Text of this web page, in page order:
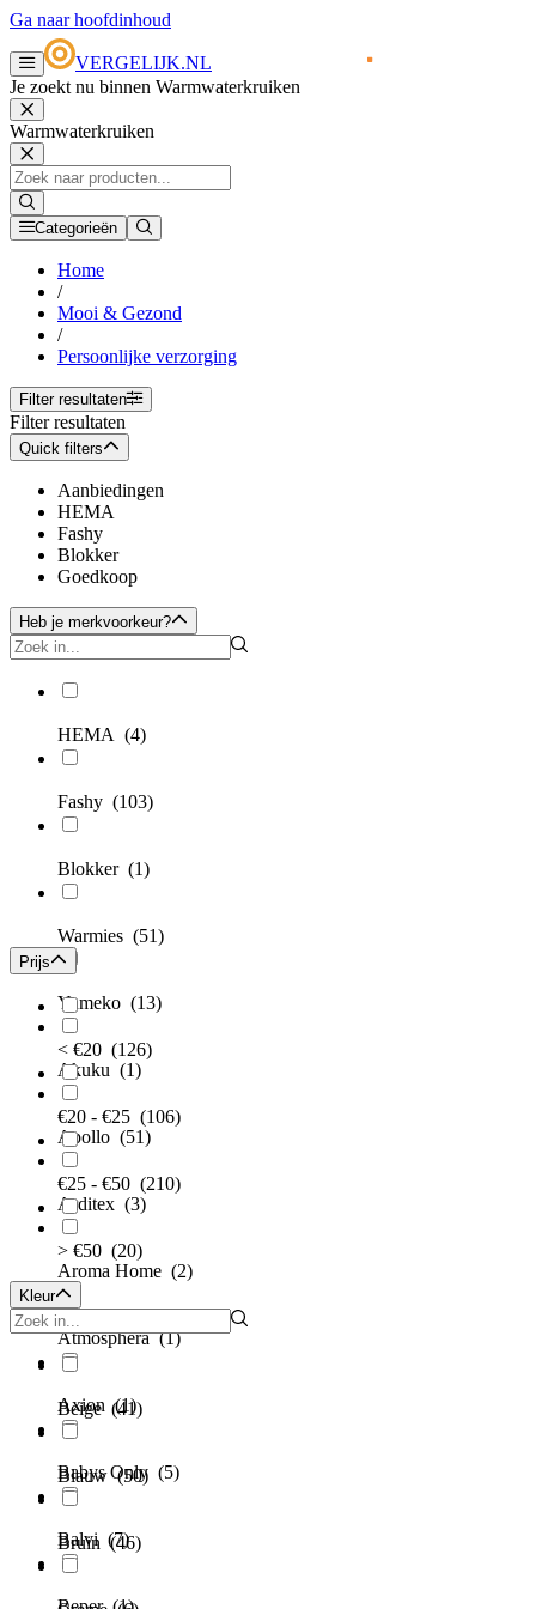
Ga naar hoofdinhoud
VERGELIJK.NL
Je zoekt nu binnen Warmwaterkruiken
Warmwaterkruiken
Categorieën
Home
/
Mooi & Gezond
/
Persoonlijke verzorging
Filter resultaten
Filter resultaten
Quick filters
Aanbiedingen
HEMA
Fashy
Blokker
Goedkoop
Heb je merkvoorkeur?
HEMA (4)
Fashy (103)
Blokker (1)
Warmies (51)
Yumeko (13)
Akuku (1)
Apollo (51)
Arditex (3)
Aroma Home (2)
Atmosphera(1)
Axion(1)
Babys Only (5)
Balvi (7)
Prijs
< €20 (126)
€20 - €25 (106)
€25 - €50 (210)
> €50 (20)
Kleur
Beige (41)
Blauw(50)
Bruin(46)